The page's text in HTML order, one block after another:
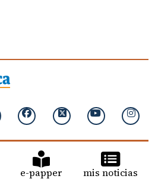
e-papper mis noticias